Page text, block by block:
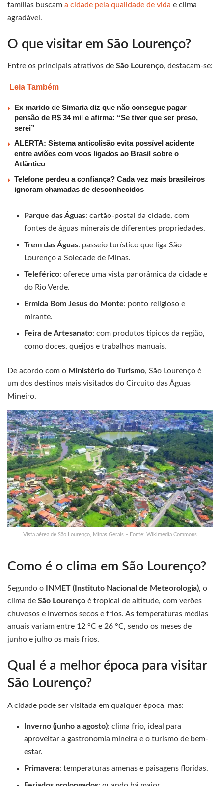
famílias buscam a cidade pela qualidade de vida e clima
agradável.
O que visitar em São Lourenço?
Entre os principais atrativos de São Lourenço, destacam-se:
Leia Também
Ex-marido de Simaria diz que não consegue pagar
pensão de R$ 34 mil e afirma: “Se tiver que ser preso,
serei”
ALERTA: Sistema anticolisão evita possível acidente
entre aviões com voos ligados ao Brasil sobre o
Atlântico
Telefone perdeu a confiança? Cada vez mais brasileiros
ignoram chamadas de desconhecidos
Parque das Águas: cartão-postal da cidade, com
fontes de águas minerais de diferentes propriedades.
Trem das Águas: passeio turístico que liga São
Lourenço a Soledade de Minas.
Teleférico: oferece uma vista panorâmica da cidade e
do Rio Verde.
Ermida Bom Jesus do Monte: ponto religioso e
mirante.
Feira de Artesanato: com produtos típicos da região,
como doces, queijos e trabalhos manuais.
De acordo com o Ministério do Turismo, São Lourenço é
um dos destinos mais visitados do Circuito das Águas
Mineiro.
Vista aérea de São Lourenço, Minas Gerais – Fonte: Wikimedia Commons
Como é o clima em São Lourenço?
Segundo o INMET (Instituto Nacional de Meteorologia), o
clima de São Lourenço é tropical de altitude, com verões
chuvosos e invernos secos e frios. As temperaturas médias
anuais variam entre 12 °C e 26 °C, sendo os meses de
junho e julho os mais frios.
Qual é a melhor época para visitar
São Lourenço?
A cidade pode ser visitada em qualquer época, mas:
Inverno (junho a agosto): clima frio, ideal para
aproveitar a gastronomia mineira e o turismo de bem-
estar.
Primavera: temperaturas amenas e paisagens floridas.